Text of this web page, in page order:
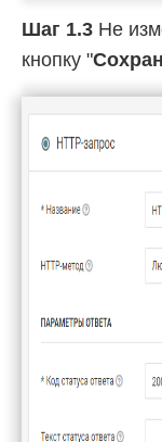
Шаг 1.3 Не
кнопку "